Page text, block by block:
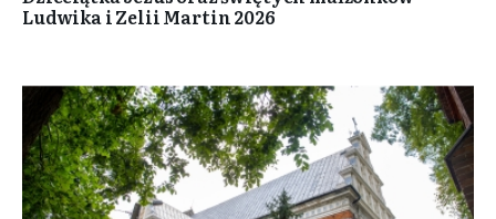
Ludwika i Zelii Martin 2026